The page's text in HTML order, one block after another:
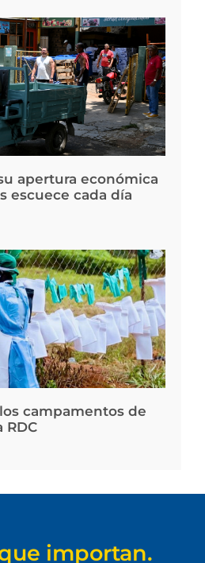
apertura económica
escuece cada día
campamentos de
RDC
importan.